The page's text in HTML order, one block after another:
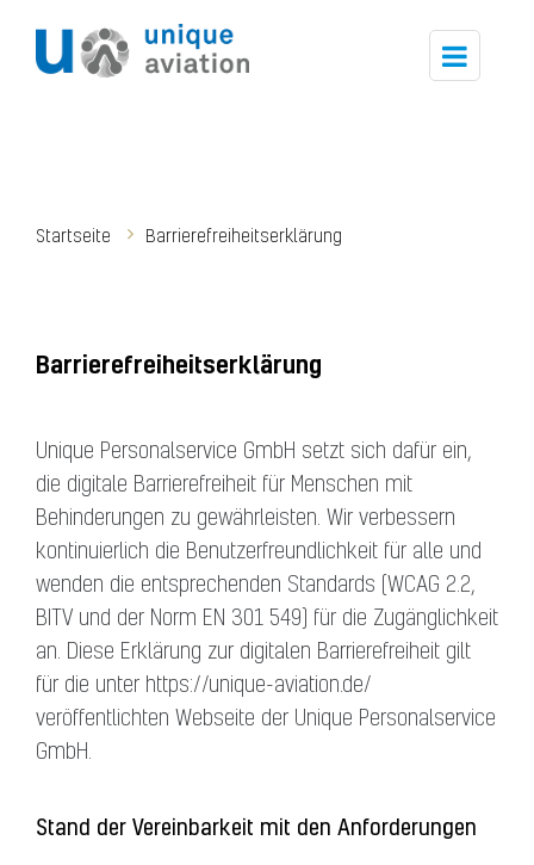
Toggle
Startseite Barrierefreiheitserklärung
Barrierefreiheitserklärung
Unique Personalservice GmbH setzt sich dafür ein,
die digitale Barrierefreiheit für Menschen mit
Behinderungen zu gewährleisten. Wir verbessern
kontinuierlich die Benutzerfreundlichkeit für alle und
wenden die entsprechenden Standards (WCAG 2.2,
BITV und der Norm EN 301 549) für die Zugänglichkeit
an. Diese Erklärung zur digitalen Barrierefreiheit gilt
für die unter https://unique-aviation.de/
veröffentlichten Webseite der Unique Personalservice
GmbH.
Stand der Vereinbarkeit mit den Anforderungen